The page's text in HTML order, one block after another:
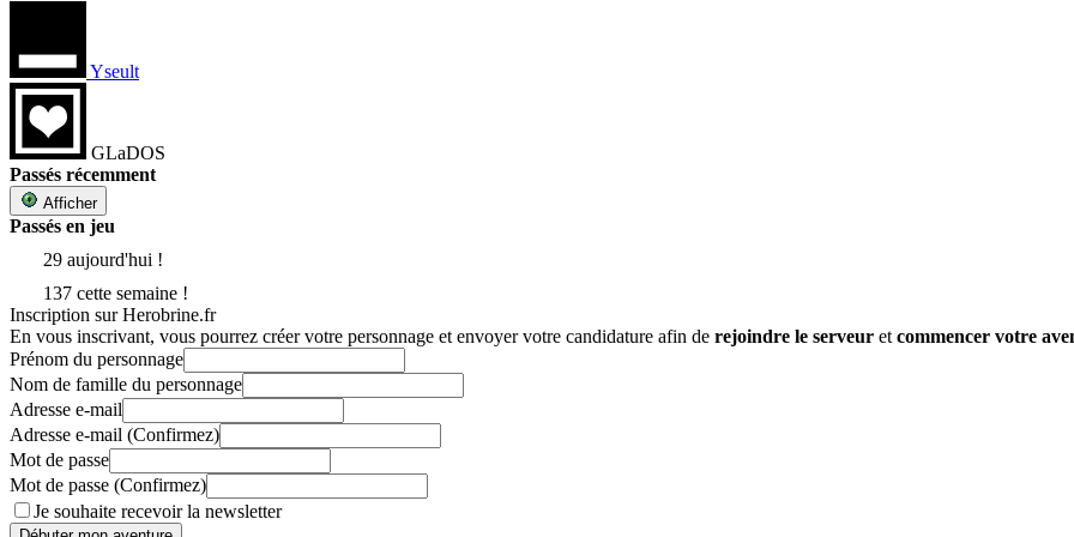
Yseult
GLaDOS
Passés récemment
Afficher
Passés en jeu
29 aujourd'hui !
137 cette semaine !
Inscription sur Herobrine.fr
En vous inscrivant, vous pourrez créer votre personnage et envoyer votre candidature afin de rejoindre le serveur et commencer votre
Prénom du personnage
Nom de famille du personnage
Adresse e-mail
Adresse e-mail (Confirmez)
Mot de passe
Mot de passe (Confirmez)
Je souhaite recevoir la newsletter